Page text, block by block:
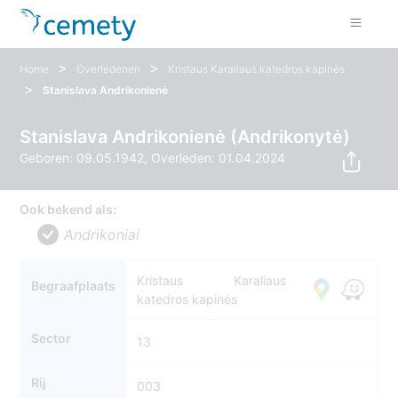
Home > Overledenen > Kristaus Karaliaus katedros kapinės
> Stanislava Andrikonienė
Stanislava Andrikonienė (Andrikonytė)
Geboren: 09.05.1942, Overleden: 01.04.2024
Ook bekend als:
Andrikoniai
Begraafplaats
Kristaus Karaliaus
katedros kapinės
Sector 13
Rij 003